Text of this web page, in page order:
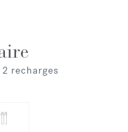
recharges